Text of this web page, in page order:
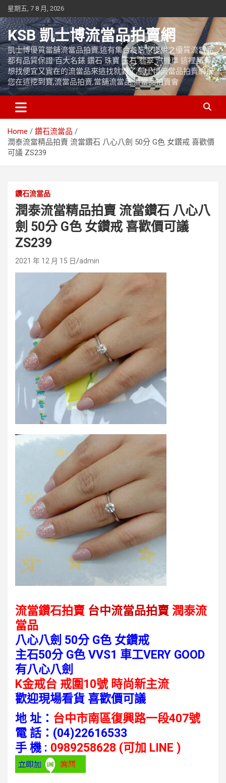
Skip
to
content
星期五, 7 8 月, 2026
KSB 凱士博流當品拍賣網
凱士博優質當舖流當品拍賣,這有集合各店家提供之優質流當品,
都有品質保證 百大名錶 鑽石 珠寶 玉石 翡翠 汽機車 這裡都有
想找便宜又實在的流當品來這找就對了,凱士博流當品拍賣網祝
您在這挖到寶,流當品拍賣,當舖流當品,流當品拍賣會
Home
鑽石流當品
潤泰流當精品拍賣 流當鑽石 八心八劍 50分 G色 女鑽戒 喜歡價
可議 ZS239
鑽石流當品
潤泰流當精品拍賣 流當鑽石 八心八
劍 50分 G色 女鑽戒 喜歡價可議
ZS239
2021 年 12 月 15 日 admin
流當鑽石拍賣 台中流當品拍賣 潤泰流
當品
八心八劍 50分 G色 女鑽戒
主石50分 G色 VVS1 車工VERY GOOD
有八心八劍
K金戒台 戒圍10號 時尚新主流
歡迎現場看貨 喜歡價可議
地 址： 台中市南區復興路一段407號
電 話： (04)22616533
手 機 : 0989258628 (可加 LINE )